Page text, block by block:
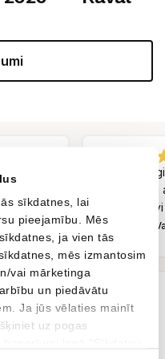
sīkdatnes, lai
pieejamību. Mēs
ja vien tās
mēs izmantosim
vai mārketinga
un piedāvātu
Ja jūs vēlaties mainīt
uz pogas
mēnešiem
Viss
laipni.
ātri
IV Inguss
ir šeit